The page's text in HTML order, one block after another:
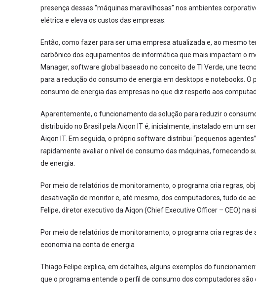
presença dessas “máquinas maravilhosas” nos ambientes
elétrica e eleva os custos das empresas.
Então, como fazer para ser uma empresa atualizada e, ao mesmo
carbônico dos equipamentos de informática que mais impactam o
Manager, software global baseado no conceito de TI Verde, une
para a redução do consumo de energia em desktops e notebooks.
consumo de energia das empresas no que diz respeito aos
Aparentemente, o funcionamento da solução para reduzir o
distribuído no Brasil pela Aiqon IT é, inicialmente, instalado em um
Aiqon IT. Em seguida, o próprio software distribui “pequenos
rapidamente avaliar o nível de consumo das máquinas, fornecendo
de energia.
Por meio de relatórios de monitoramento, o programa cria regras,
desativação de monitor e, até mesmo, dos computadores, tudo de
Felipe, diretor executivo da Aiqon (Chief Executive Officer – CEO) na
Por meio de relatórios de monitoramento, o programa cria regras
economia na conta de energia
Thiago Felipe explica, em detalhes, alguns exemplos do
que o programa entende o perfil de consumo dos computadores